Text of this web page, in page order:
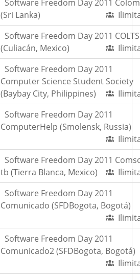
Software Freedom Day 2011
(Sri Lanka)
Software Freedom Day 2011
(Culiacán, Mexico)
Software Freedom Day 2011
Computer Science Student Society
(Baybay City, Philippines)
Software Freedom Day 2011
ComputerHelp (Smolensk, Russia)
Software Freedom Day 2011
tb (Tierra Blanca, Mexico)
Software Freedom Day 2011
Comunicado (SFDBogota, Bogotá)
Software Freedom Day 2011
Comunicado2 (SFDBogota, Bogotá)